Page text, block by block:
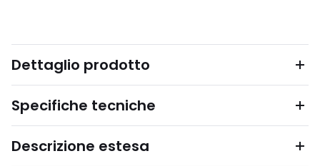
Dettaglio prodotto
Specifiche tecniche
Descrizione estesa